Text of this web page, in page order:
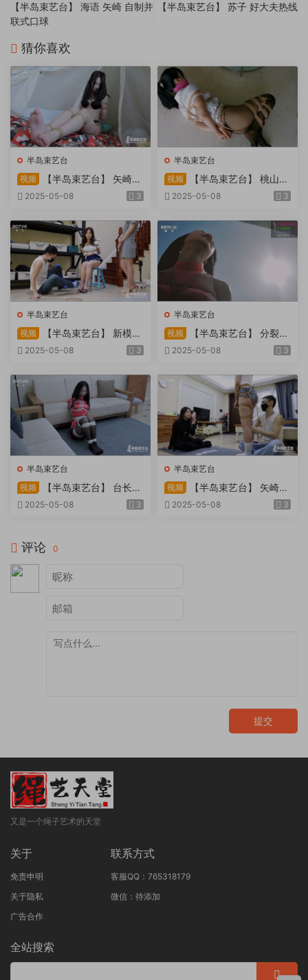
【半岛束艺台】 海语 矢崎 自制并
联式口球
【半岛束艺台】 苏子 好大夫热线
猜你喜欢
半岛束艺台
视频
【半岛束艺台】 矢崎
物业为您服务
2025-05-08 3
半岛束艺台
视频
【半岛束艺台】 桃山漫
画改编03 团缚美女超刺激玩
2025-05-08 3
半岛束艺台
视频
【半岛束艺台】 新模奎
因试镜，宛如阿紫再现
2025-05-08 3
半岛束艺台
视频
【半岛束艺台】 分裂的
快感：捆绑检阅式，车顶冷风
天。过路车辆..
2025-05-08 3
半岛束艺台
视频
【半岛束艺台】 台长不
在的时候
2025-05-08 3
半岛束艺台
视频
【半岛束艺台】 矢崎
泽爱 世界上运气最差的女孩
2025-05-08 3
评论 0
提交
又是一个绳子艺术的天堂
关于
免责申明
关于隐私
广告合作
联系方式
客服QQ：765318179
微信：待添加
全站搜索